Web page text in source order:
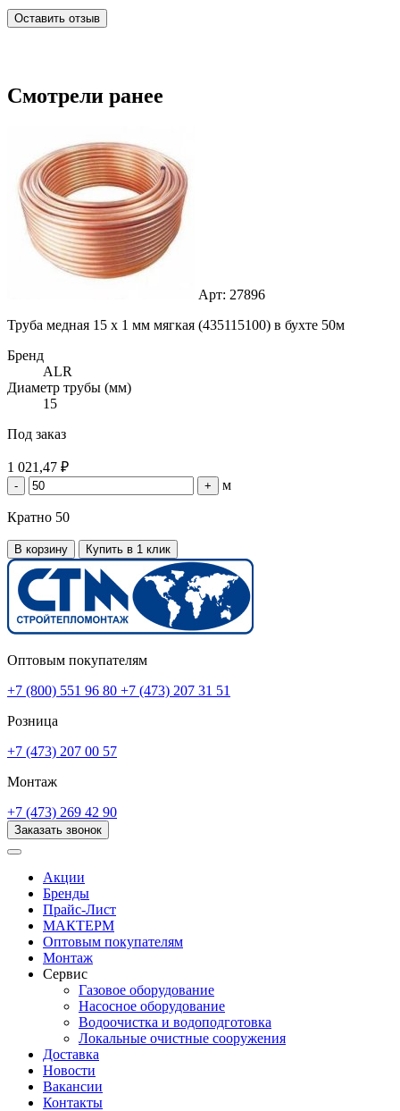
Оставить отзыв
Смотрели ранее
Арт: 27896
Труба медная 15 х 1 мм мягкая (435115100) в бухте 50м
Бренд
ALR
Диаметр трубы (мм)
15
Под заказ
1 021,47 ₽
- + м
Кратно 50
В корзину Купить в 1 клик
Оптовым покупателям
+7 (800) 551 96 80 +7 (473) 207 31 51
Розница
+7 (473) 207 00 57
Монтаж
+7 (473) 269 42 90
Заказать звонок
Акции
Бренды
Прайс-Лист
МАКТЕРМ
Оптовым покупателям
Монтаж
Сервис
Газовое оборудование
Насосное оборудование
Водоочистка и водоподготовка
Локальные очистные сооружения
Доставка
Новости
Вакансии
Контакты